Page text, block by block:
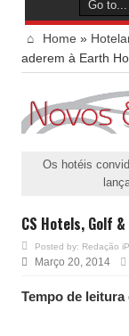
Home »
aderem à Earth
Os hotéis
CS Hotels, Golf
Posted by: Redação
Março 20, 2014
Tempo de leitura